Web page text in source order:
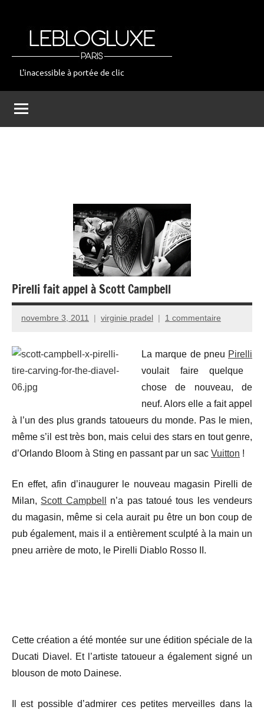
leblogluxe
L'inacessible à portée de clic
Pirelli fait appel à Scott Campbell
novembre 3, 2011 virginie pradel 1 commentaire
La marque de pneu Pirelli
voulait faire quelque
chose de nouveau, de
neuf. Alors elle a fait appel
à l’un des plus grands tatoueurs du monde. Pas le mien,
même s’il est très bon, mais celui des stars en tout genre,
d’Orlando Bloom à Sting en passant par un sac Vuitton !
En effet, afin d’inaugurer le nouveau magasin Pirelli de
Milan, Scott Campbell
n’a pas tatoué tous les vendeurs
du magasin, même si cela aurait pu être un bon coup de
pub également, mais il a entièrement sculpté à la main un
pneu arrière de moto, le Pirelli Diablo Rosso II.
Cette création a été montée sur une édition spéciale de la
Ducati Diavel. Et l’artiste tatoueur a également signé un
blouson de moto Dainese.
Il est possible d’admirer ces petites merveilles dans la